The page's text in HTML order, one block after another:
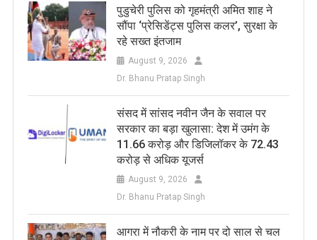
पुडुचेरी पुलिस को गृहमंत्री अमित शाह ने
सौंपा ‘प्रेसिडेंट्स पुलिस कलर’, सुरक्षा के
रहे सख्त इंतजाम
August 9, 2026
Dr. Bhanu Pratap Singh
संसद में सांसद नवीन जैन के सवाल पर
सरकार का बड़ा खुलासा: देश में उमंग के
11.66 करोड़ और डिजिलॉकर के 72.43
करोड़ से अधिक यूजर्स
August 9, 2026
Dr. Bhanu Pratap Singh
आगरा में नौकरी के नाम पर दो साल से चल